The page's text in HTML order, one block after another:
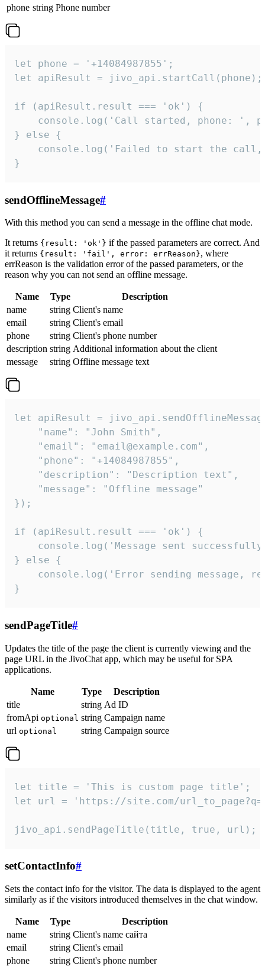
phone string Phone number
let phone = '+14084987855';
let apiResult = jivo_api.startCall(phone);
if (apiResult.result === 'ok') {
console.log('Call started, phone: ',
} else {
console.log('Failed to start the
}
sendOfflineMessage#
With this method you can send a message in the offline chat mode.
It returns {result: 'ok'} if the passed parameters are correct. And
it returns {result: 'fail', error: errReason}, where
errReason is the validation error of the passed parameters, or the
reason why you can not send an offline message.
Name Type
Description
name
string Client's name
email
string Client's email
phone
string Client's phone number
description string Additional information about the client
message
string Offline message text
let apiResult =
    "name": "John Smith",
    "email": "email@example.com",
    "phone": "+14084987855",
    "description": "Description text",
    "message": "Offline message"
});
if (apiResult.result === 'ok') {
console.log('Message sent
} else {
console.log('Error sending message,
}
sendPageTitle#
Updates the title of the page the client is currently viewing and the
page URL in the JivoChat app, which may be useful for SPA
applications.
Name Type
Description
title
string Ad ID
fromApi optional string Campaign name
url optional string Campaign source
let title = 'This is custom page title';
let url = 'https://site.com/
jivo_api.sendPageTitle(title, true, url);
setContactInfo#
Sets the contact info for the visitor. The data is displayed to the agent
similarly as if the visitors introduced themselves in the chat window.
Name Type
Description
name
string Client's name сайта
email
string Client's email
phone
string Client's phone number